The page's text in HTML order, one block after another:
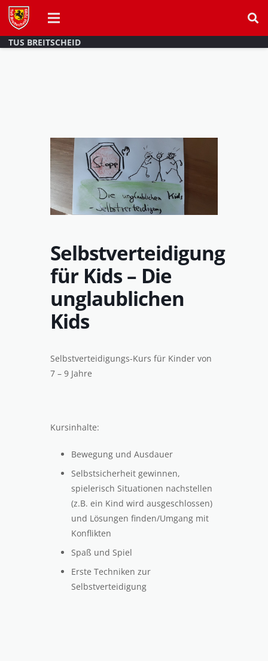
TUS BREITSCHEID
Selbstverteidigung
für Kids – Die
unglaublichen
Kids
Selbstverteidigungs-Kurs für Kinder von
7 – 9 Jahre
Kursinhalte:
Bewegung und Ausdauer
Selbstsicherheit gewinnen,
spielerisch Situationen nachstellen
(z.B. ein Kind wird ausgeschlossen)
und Lösungen finden/Umgang mit
Konflikten
Spaß und Spiel
Erste Techniken zur
Selbstverteidigung